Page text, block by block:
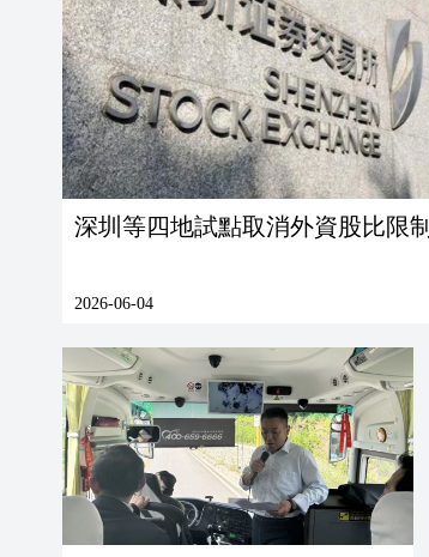
深圳等四地試點取消外資股比限制
2026-06-04